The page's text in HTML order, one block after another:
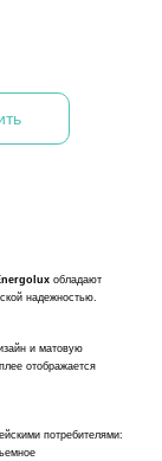
обладают
надежностью.
и матовую
отображается
потребителями: